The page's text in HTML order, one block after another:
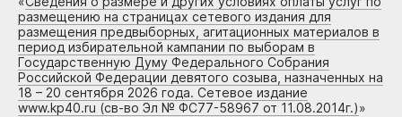
размещению на страницах сетевого издания для
размещения предвыборных, агитационных материалов в
период избирательной кампании по выборам в
Государственную Думу Федерального Собрания
Российской Федерации девятого созыва, назначенных на
18 – 20 сентября 2026 года. Сетевое издание
www.kp40.ru (св-во Эл № ФС77-58967 от 11.08.2014г.)»